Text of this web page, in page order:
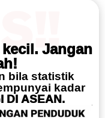
Jangan
bila statistik
kadar
DI ASEAN.